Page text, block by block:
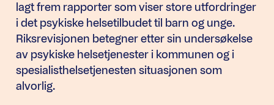
lagt frem rapporter som viser store utfordringer
i det psykiske helsetilbudet til barn og unge.
Riksrevisjonen betegner etter sin undersøkelse
av psykiske helsetjenester i kommunen og i
spesialisthelsetjenesten situasjonen som
alvorlig.